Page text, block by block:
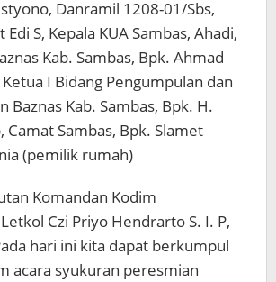
Danramil 1208-01/Sbs,
S, Kepala KUA Sambas, Ahadi,
Kab. Sambas, Bpk. Ahmad
I Bidang Pengumpulan dan
Baznas Kab. Sambas, Bpk. H.
Camat Sambas, Bpk. Slamet
(pemilik rumah)
Komandan Kodim
Czi Priyo Hendrarto S. I. P,
hari ini kita dapat berkumpul
acara syukuran peresmian